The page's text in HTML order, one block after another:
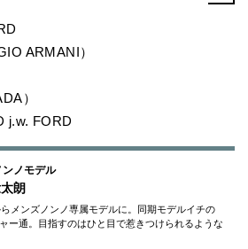
ARMANI）
）
j.w. FORD
ンノモデル
朗
メンズノンノ専属モデルに。同期モデルイチの
ー通。目指すのはひと目で惹きつけられるような